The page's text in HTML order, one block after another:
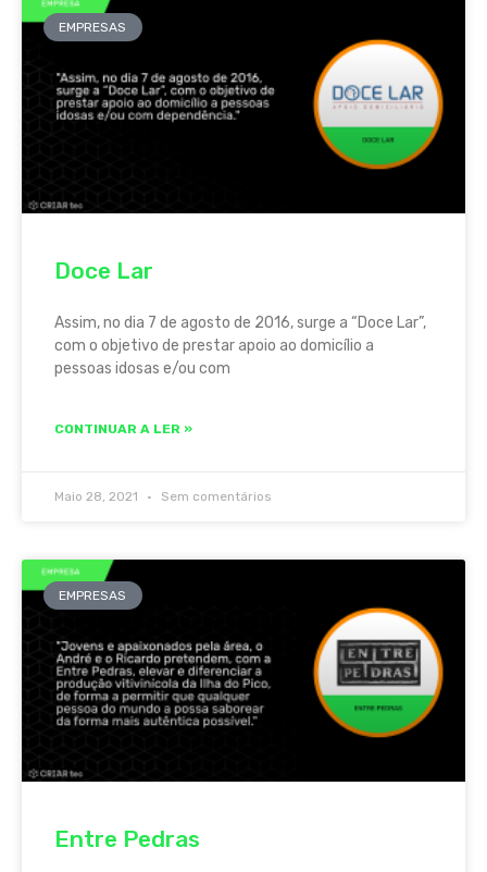
EMPRESAS
Doce Lar
Assim, no dia 7 de agosto de 2016, surge a “Doce Lar”,
com o objetivo de prestar apoio ao domicílio a
pessoas idosas e/ou com
CONTINUAR A LER »
Maio 28, 2021 Sem comentários
EMPRESAS
Entre Pedras